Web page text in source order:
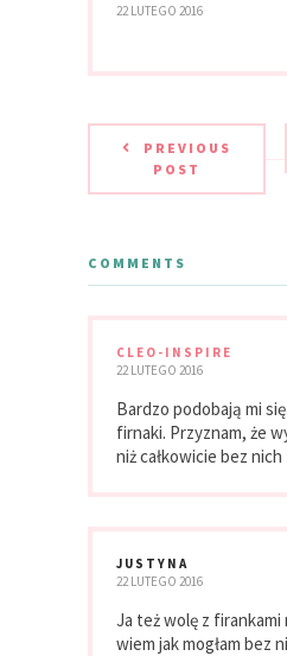
22 LUTEGO 2016
PREVIOUS
POST
COMMENTS
CLEO-INSPIRE
22 LUTEGO 2016
Bardzo podobają mi
firnaki. Przyznam, że
niż całkowicie bez nich
JUSTYNA
22 LUTEGO 2016
Ja też wolę z firankami
wiem jak mogłam bez